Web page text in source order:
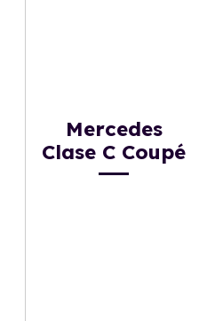
Mercedes
Clase C Coupé